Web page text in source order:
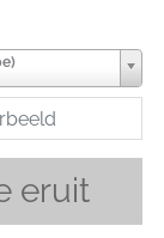
eruit